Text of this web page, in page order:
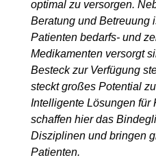
optimal zu versorgen.
Beratung und Betreuung
Patienten bedarfs- und
Medikamenten versorgt
Besteck zur Verfügung
steckt großes Potential
Intelligente Lösungen für
schaffen hier das
Disziplinen und bringen
Patienten.